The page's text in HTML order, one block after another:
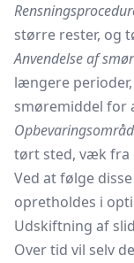
større rester, og
Anvendelse af
længere
smøremiddel for
tørt sted, væk fra
Ved at følge
opretholdes i
Udskiftning af
Over tid vil selv